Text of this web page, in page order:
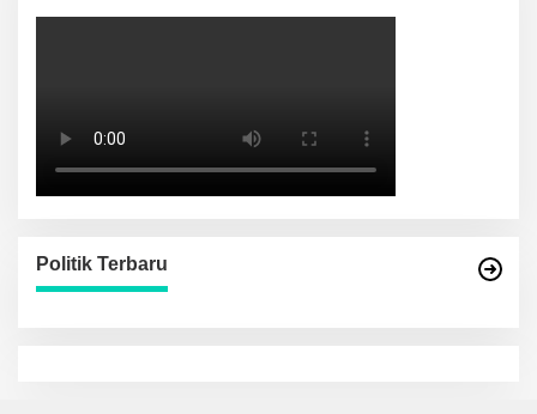
Politik Terbaru